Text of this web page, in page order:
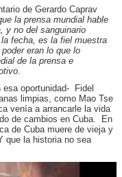
de Gerardo Caprav
la prensa mundial hable
y no del sanguinario
fecha, es la fiel muestra
eran lo que lo
de la prensa e
oportunidad- Fidel
limpias, como Mao Tse
venía a arrancarle la vida
de cambios en Cuba. En
de Cuba muere de vieja y
que la historia no sea